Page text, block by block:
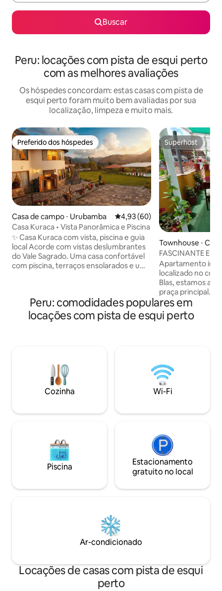
Buscar
Peru: locações com pista de esqui perto
com as melhores avaliações
Os hóspedes concordam: estas casas com pista de
esqui perto foram muito bem avaliadas por sua
localização, limpeza e muito mais.
Preferido dos hóspedes
Preferido dos hóspedes
Casa de campo ⋅ Urubamba 4,93 de uma avaliação média
4,93 (60)
Casa Kuraca • Vista Panorâmica e Piscina
✨ Casa Kuraca com vista, piscina e guia
local Acorde com vistas deslumbrantes
do Vale Sagrado. Uma casa confortável
com piscina, terraços ensolarados e um
apenas 10 minutos de Urubamba. Ideal
para visitar Machu Picchu,
Ollantaytambo, Pisac, Maras e muito
proprietário é um guia local para as
melhores dicas
Superhost
Superhost
Townhouse ⋅
FASCINANTE E
coração de San
Apartamento
localizado no
Blas, estamos a
praça principal.
restaurantes,
discotecas. Você
espaço devido ao
VIAGENS
profissional para
viagens ao redor
Peru: comodidades populares em
locações com pista de esqui perto
Cozinha Wi-Fi
Piscina
Estacionamento
gratuito no local
Ar-condicionado
Locações de casas com pista de esqui
perto